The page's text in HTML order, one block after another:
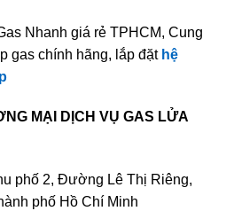
Nhanh giá rẻ TPHCM, Cung
gas chính hãng, lắp đặt hệ
MẠI DỊCH VỤ GAS LỬA
phố 2, Đường Lê Thị Riêng,
phố Hồ Chí Minh